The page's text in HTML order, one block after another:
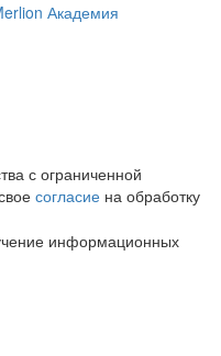
Академия
с ограниченной
согласие на обработку
информационных